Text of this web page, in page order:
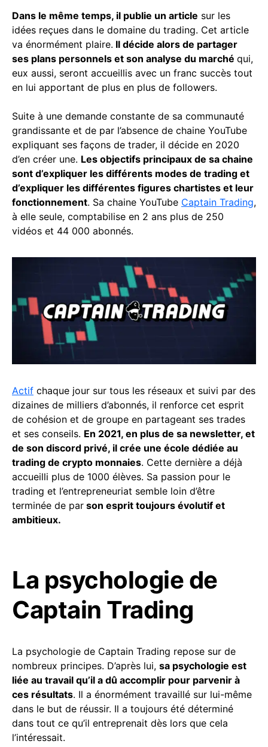
Dans le même temps, il publie un article sur les
idées reçues dans le domaine du trading. Cet article
va énormément plaire. Il décide alors de partager
ses plans personnels et son analyse du marché qui,
eux aussi, seront accueillis avec un franc succès tout
en lui apportant de plus en plus de followers.
Suite à une demande constante de sa communauté
grandissante et de par l’absence de chaine YouTube
expliquant ses façons de trader, il décide en 2020
d’en créer une. Les objectifs principaux de sa chaine
sont d’expliquer les différents modes de trading et
d’expliquer les différentes figures chartistes et leur
fonctionnement. Sa chaine YouTube Captain Trading,
à elle seule, comptabilise en 2 ans plus de 250
vidéos et 44 000 abonnés.
Actif chaque jour sur tous les réseaux et suivi par des
dizaines de milliers d’abonnés, il renforce cet esprit
de cohésion et de groupe en partageant ses trades
et ses conseils. En 2021, en plus de sa newsletter, et
de son discord privé, il crée une école dédiée au
trading de crypto monnaies. Cette dernière a déjà
accueilli plus de 1000 élèves. Sa passion pour le
trading et l’entrepreneuriat semble loin d’être
terminée de par son esprit toujours évolutif et
ambitieux.
La psychologie de
Captain Trading
La psychologie de Captain Trading repose sur de
nombreux principes. D’après lui, sa psychologie est
liée au travail qu’il a dû accomplir pour parvenir à
ces résultats. Il a énormément travaillé sur lui-même
dans le but de réussir. Il a toujours été déterminé
dans tout ce qu’il entreprenait dès lors que cela
l’intéressait.